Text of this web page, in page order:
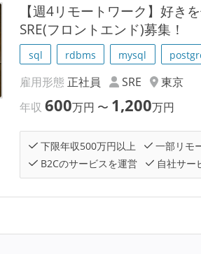
【週4リモートワーク】好き
SRE(フロントエンド)募集！
sql rdbms mysql
雇用形態 正社員 SRE
東京
年収600万円 〜 1,200万円
下限年収500万円以上 一部リモ
B2Cのサービスを運営
自社サー